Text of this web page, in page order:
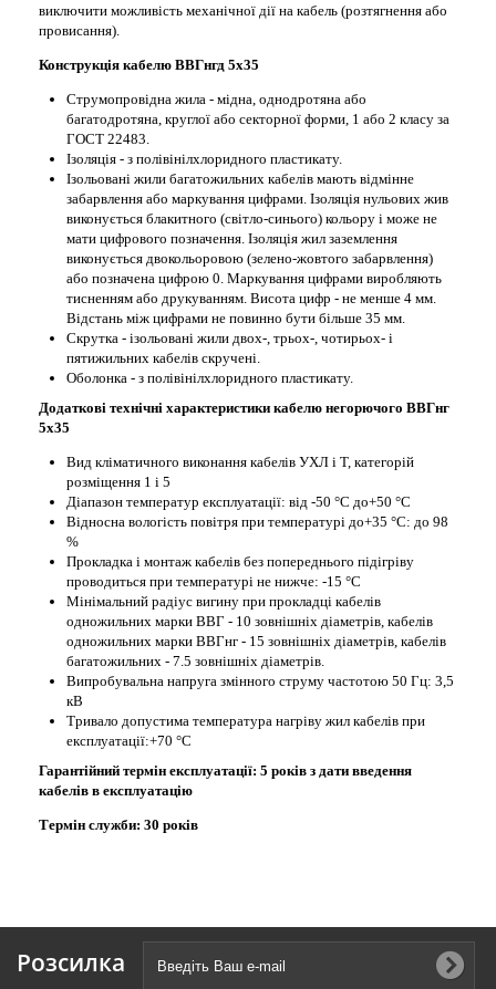
виключити можливість механічної дії на кабель (розтягнення або
провисання).
Конструкція кабелю ВВГнгд 5х35
Струмопровідна жила - мідна, однодротяна або
багатодротяна, круглої або секторної форми, 1 або 2 класу за
ГОСТ 22483.
Ізоляція - з полівінілхлоридного пластикату.
Ізольовані жили багатожильних кабелів мають відмінне
забарвлення або маркування цифрами. Ізоляція нульових жив
виконується блакитного (світло-синього) кольору і може не
мати цифрового позначення. Ізоляція жил заземлення
виконується двокольоровою (зелено-жовтого забарвлення)
або позначена цифрою 0. Маркування цифрами виробляють
тисненням або друкуванням. Висота цифр - не менше 4 мм.
Відстань між цифрами не повинно бути більше 35 мм.
Скрутка - ізольовані жили двох-, трьох-, чотирьох- і
пятижильних кабелів скручені.
Оболонка - з полівінілхлоридного пластикату.
Додаткові технічні характеристики кабелю негорючого ВВГнг
5х35
Вид кліматичного виконання кабелів УХЛ і Т, категорій
розміщення 1 і 5
Діапазон температур експлуатації: від -50 °С до+50 °С
Відносна вологість повітря при температурі до+35 °С: до 98
%
Прокладка і монтаж кабелів без попереднього підігріву
проводиться при температурі не нижче: -15 °С
Мінімальний радіус вигину при прокладці кабелів
одножильних марки ВВГ - 10 зовнішніх діаметрів, кабелів
одножильних марки ВВГнг - 15 зовнішніх діаметрів, кабелів
багатожильних - 7.5 зовнішніх діаметрів.
Випробувальна напруга змінного струму частотою 50 Гц: 3,5
кВ
Тривало допустима температура нагріву жил кабелів при
експлуатації:+70 °С
Гарантійний термін експлуатації: 5 років з дати введення
кабелів в експлуатацію
Термін служби: 30 років
Розсилка